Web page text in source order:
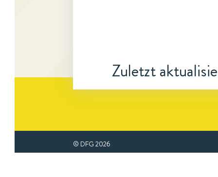
Zuletzt
© DFG 2026